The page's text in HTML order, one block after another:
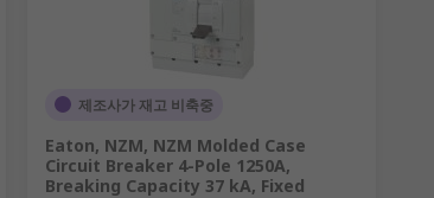
제조사가 재고 비축중
Eaton, NZM, NZM Molded Case
Circuit Breaker 4-Pole 1250A,
Breaking Capacity 37 kA, Fixed